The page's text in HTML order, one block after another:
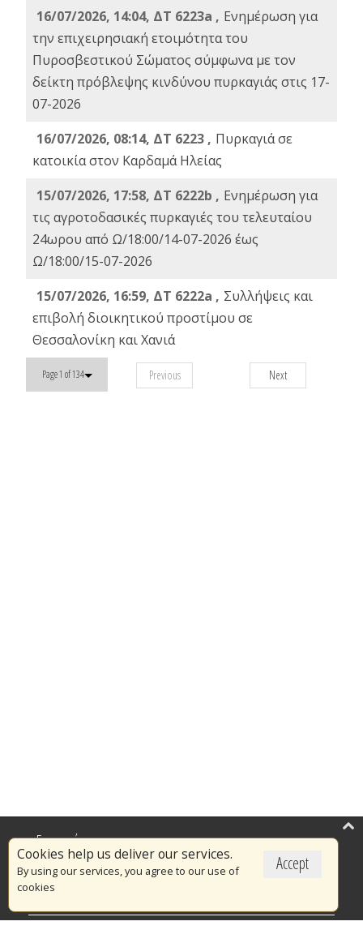
16/07/2026, 14:04, ΔΤ 6223a , Ενημέρωση για
την επιχειρησιακή ετοιμότητα του
Πυροσβεστικού Σώματος σύμφωνα με τον
δείκτη πρόβλεψης κινδύνου πυρκαγιάς στις 17-
07-2026
16/07/2026, 08:14, ΔΤ 6223 , Πυρκαγιά σε
κατοικία στον Καρδαμά Ηλείας
15/07/2026, 17:58, ΔΤ 6222b , Ενημέρωση για
τις αγροτοδασικές πυρκαγιές του τελευταίου
24ωρου από Ω/18:00/14-07-2026 έως
Ω/18:00/15-07-2026
15/07/2026, 16:59, ΔΤ 6222a , Συλλήψεις και
επιβολή διοικητικού προστίμου σε
Θεσσαλονίκη και Χανιά
Page 1 of 134 Previous Next
Accept
Cookies help us deliver our services.
By using our services, you agree to our use of
cookies
Επικαιρότητα
Το Πυροσβεστικό Σώμα